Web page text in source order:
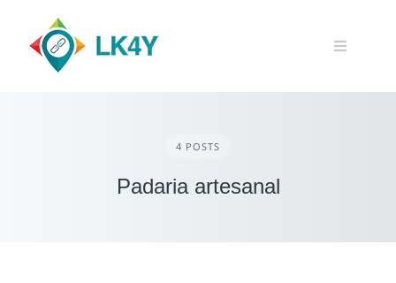
content
4 POSTS
Padaria artesanal